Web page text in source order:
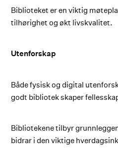
Biblioteket er en viktig
tilhørighet og økt livskvalitet.
Utenforskap
Både fysisk og digital
godt bibliotek skaper
Bibliotekene tilbyr
bidrar i den viktige